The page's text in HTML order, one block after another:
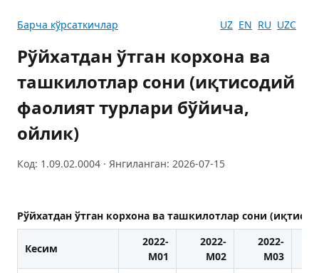
Барча кўрсаткичлар UZ EN RU UZC
Рўйхатдан ўтган корхона ва
ташкилотлар сони (иқтисодий
фаолият турлари бўйича,
ойлик)
Код: 1.09.02.0004 · Янгиланган: 2026-07-15
Рўйхатдан ўтган корхона ва ташкилотлар сони
Кесим
2022-
M01
2022-
M02
2022-
M03